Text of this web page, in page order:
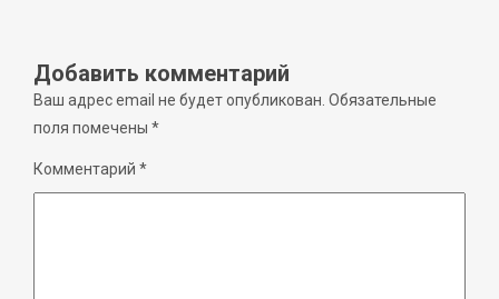
Добавить комментарий
Ваш адрес email не будет опубликован. Обязательные
поля помечены *
Комментарий *